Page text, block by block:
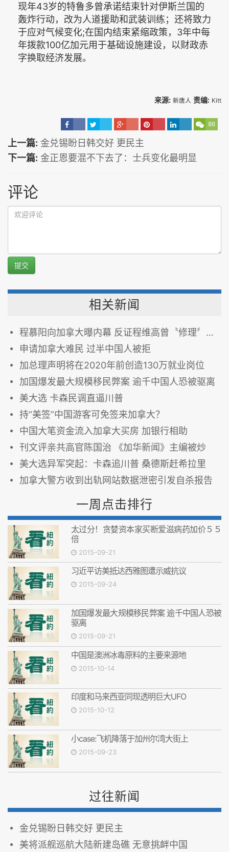
现年43岁的特鲁多曾承诺结束针对伊斯兰国的
轰炸行动，改为人道援助和武装训练；还将致力
于应对气候变化;在国内结束紧缩政策，3年中每
年拨款100亿加元用于基础设施建设，以财政赤
字换取经济发展。
来源: 新唐人 责编: Kitt
86
上一篇: 金兑锡盼日韩交好 更民主
下一篇: 金正恩要混不下去了：士兵变化最明显
评论
提交
相关新闻
程慕阳向加拿大曝内幕 反证程维高曾〝修理〞栗战书
申请加拿大难民 过半中国人被拒
加总理声明将在2020年前创造130万就业岗位
加国爆发最大规模移民弊案 逾千中国人恐被驱离
美大选 卡森民调直逼川普
持“美签”中国游客可免签来加拿大？
中国大笔资金流入加拿大买房 加银行相助
刊文评亲共高官陈国治 《加华新闻》主编被炒
美大选异军突起：卡森追川普 桑德斯赶希拉里
加拿大警方收到出轨网站数据泄密引发自杀报告
一周点击排行
太过分！贪婪资本家买断爱滋病药加价５５
倍
2015-09-21
习近平访美抵达西雅图遭示威抗议
2015-09-24
加国爆发最大规模移民弊案 逾千中国人恐被
驱离
2015-09-21
中国是澳洲冰毒原料的主要来源地
2015-10-14
印度和马来西亚同现透明巨大UFO
2015-10-12
小case:飞机降落于加州尔湾大街上
2015-09-23
过往新闻
金兑锡盼日韩交好 更民主
美将派舰巡航大陆新建岛礁 无意挑衅中国